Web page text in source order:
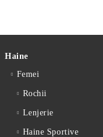
Haine
Femei
Rochii
Lenjerie
Haine Sportive